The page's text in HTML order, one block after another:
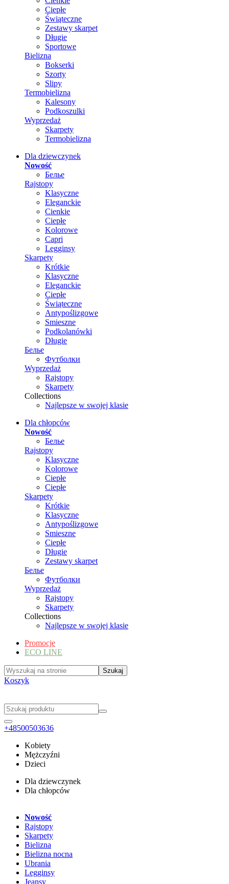
Ciepłe
Świąteczne
Zestawy skarpet
Długie
Sportowe
Bielizna
Bokserki
Szorty
Slipy
Termobielizna
Kalesony
Podkoszulki
Wyprzedaż
Skarpety
Termobielizna
Dla dziewczynek
Nowość
Белье
Rajstopy
Klasyczne
Eleganckie
Cienkie
Ciepłe
Kolorowe
Capri
Legginsy
Skarpety
Krótkie
Klasyczne
Eleganckie
Ciepłe
Świąteczne
Antypoślizgowe
Smieszne
Podkolanówki
Długie
Белье
Футболки
Wyprzedaż
Rajstopy
Skarpety
Collections
Najlepsze w swojej klasie
Dla chłopców
Nowość
Белье
Rajstopy
Klasyczne
Kolorowe
Ciepłe
Ciepłe
Skarpety
Krótkie
Klasyczne
Antypoślizgowe
Smieszne
Ciepłe
Długie
Zestawy skarpet
Белье
Футболки
Wyprzedaż
Rajstopy
Skarpety
Collections
Najlepsze w swojej klasie
Promocje
ECO LINE
Koszyk
+48500503636
Kobiety
Mężczyźni
Dzieci
Dla dziewczynek
Dla chłopców
Nowość
Rajstopy
Skarpety
Bielizna
Bielizna nocna
Ubrania
Legginsy
Jeansy